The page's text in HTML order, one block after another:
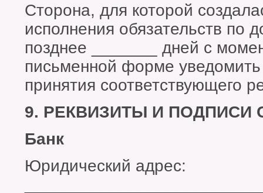
Сторона, для которой
исполнения обязательств по
позднее _______ дней с
письменной форме уведомить
принятия соответствующего
9. РЕКВИЗИТЫ И ПОДПИСИ
Банк
Юридический адрес: